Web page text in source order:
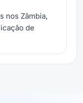
nos Zâmbia,
de